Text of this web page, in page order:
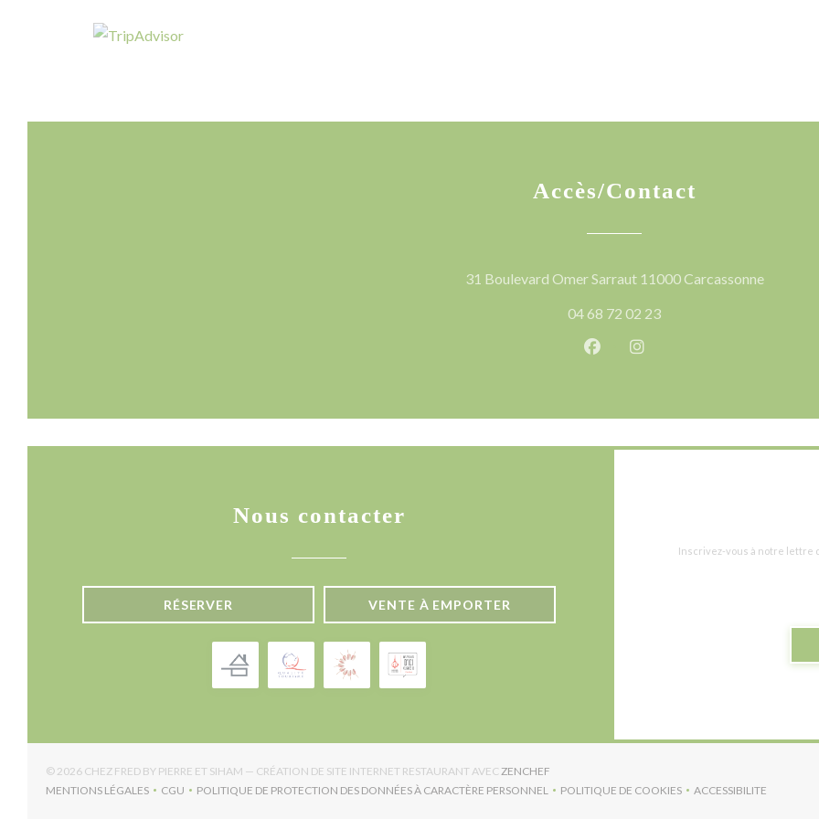
Accès/Contact
31 Boulevard Omer Sarraut 11000 Carcassonne((ouvre
04 68 72 02 23
Facebook ((ouvre une nouvelle
Instagram ((ouvre une
Nous contacter
RÉSERVER VENTE À EMPORTER
Inscrivez-vous à notre lettre
© 2026 CHEZ FRED BY PIERRE ET SIHAM — CRÉATION DE SITE INTERNET RESTAURANT AVEC ZENCHEF
MENTIONS LÉGALES
((OUVRE UNE NOUVELLE FENÊTRE))
CGU
((OUVRE UNE NOUVELLE FENÊTRE))
POLITIQUE DE PROTECTION DES DONNÉES À CARACTÈRE PERSONNEL
((OUVRE UNE NOUVELLE FENÊTRE))
POLITIQUE DE COOKIES
((OUVRE UNE NOUVELLE FENÊTRE))
ACCESSIBILITE
((OUVRE UNE